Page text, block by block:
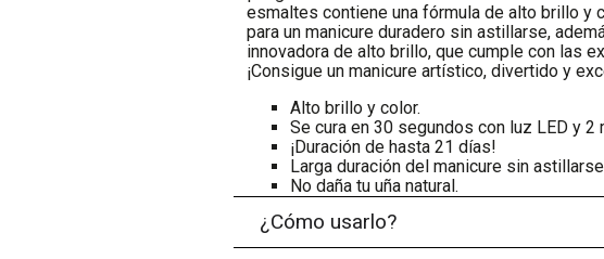
esmaltes contiene una fórmula de alto brillo y
para un manicure duradero sin astillarse,
innovadora de alto brillo, que cumple con las
¡Consigue un manicure artístico, divertido y
Alto brillo y color.
Se cura en 30 segundos con luz LED y 2
¡Duración de hasta 21 días!
Larga duración del manicure sin
No daña tu uña natural.
¿Cómo usarlo?